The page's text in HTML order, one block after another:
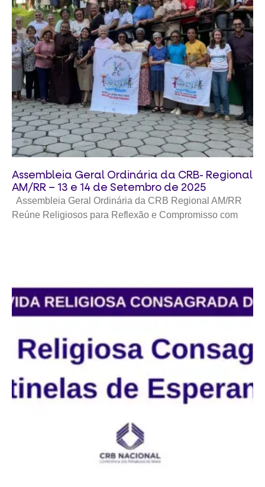
Assembleia Geral Ordinária da CRB- Regional
AM/RR – 13 e 14 de Setembro de 2025
Assembleia Geral Ordinária da CRB Regional AM/RR
Reúne Religiosos para Reflexão e Compromisso com